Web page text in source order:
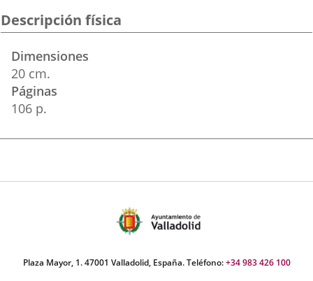
Descripción física
Dimensiones
20 cm.
Páginas
106 p.
Plaza Mayor, 1. 47001 Valladolid, España. Teléfono:+34 983 426 100